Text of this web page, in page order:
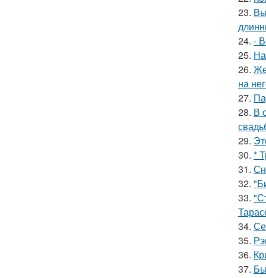
23.
24. -
25.
26.
на
27.
28. В
29.
30. *
31.
32.
33.
34.
35.
36.
37.